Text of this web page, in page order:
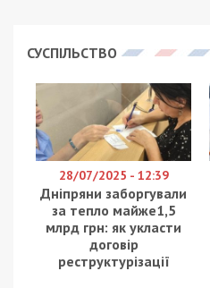
СУСПІЛЬСТВО
28/07/2025 - 12:39
Дніпряни заборгували
за тепло майже1,5
млрд грн: як укласти
договір
реструктурізації